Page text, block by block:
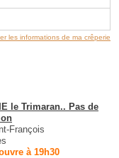
les informations de ma crêperie
le Trimaran.. Pas de
François
à 19h30